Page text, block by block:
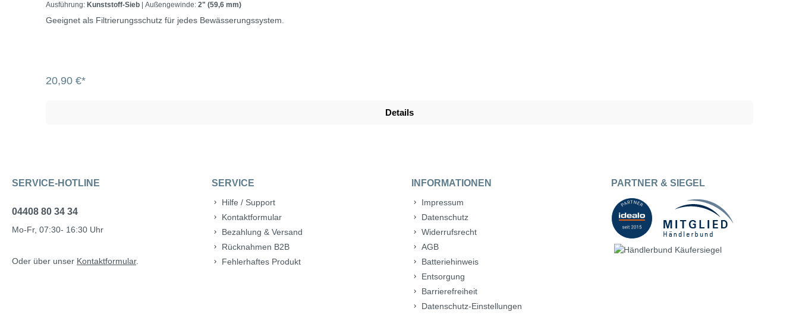
Ausführung: Kunststoff-Sieb | Außengewinde: 2" (59,6 mm)
Geeignet als Filtrierungsschutz für jedes Bewässerungssystem.
20,90 €*
Details
SERVICE-HOTLINE
04408 80 34 34
Mo-Fr, 07:30- 16:30 Uhr
Oder über unser Kontaktformular.
SERVICE
Hilfe / Support
Kontaktformular
Bezahlung & Versand
Rücknahmen B2B
Fehlerhaftes Produkt
INFORMATIONEN
Impressum
Datenschutz
Widerrufsrecht
AGB
Batteriehinweis
Entsorgung
Barrierefreiheit
Datenschutz-Einstellungen
PARTNER & SIEGEL